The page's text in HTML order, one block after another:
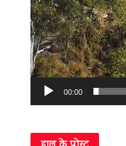
00:00